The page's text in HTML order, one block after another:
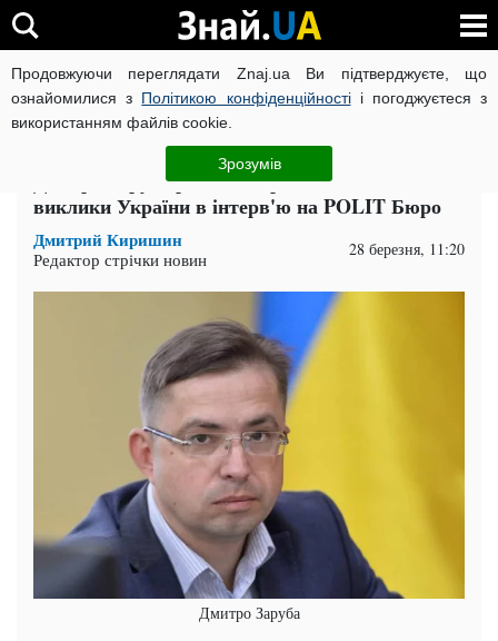
Продовжуючи переглядати Znaj.ua Ви підтверджуєте, що
ознайомилися з Політикою конфіденційностіі погоджуєтеся з
використанням файлів cookie.
Зрозумів
ВІЙНА РОСІЇ ПРОТИ УКРАЇНИ КОРОНАВІРУС В УКРАЇНІ
ЧИТАТЬ НА РУССКОМ
Дмитро Заруба розповів про екологічні
виклики України в інтерв'ю на POLIT Бюро
Дмитрий Киришин
Редактор стрічки новин 28 березня, 11:20
Дмитро Заруба